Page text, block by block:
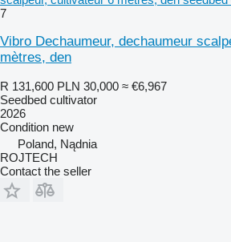
7
Vibro Dechaumeur, dechaumeur
mètres, den
R 131,600 PLN 30,000 ≈ €6,967
Seedbed cultivator
2026
Condition new
Poland, Nądnia
ROJTECH
Contact the seller